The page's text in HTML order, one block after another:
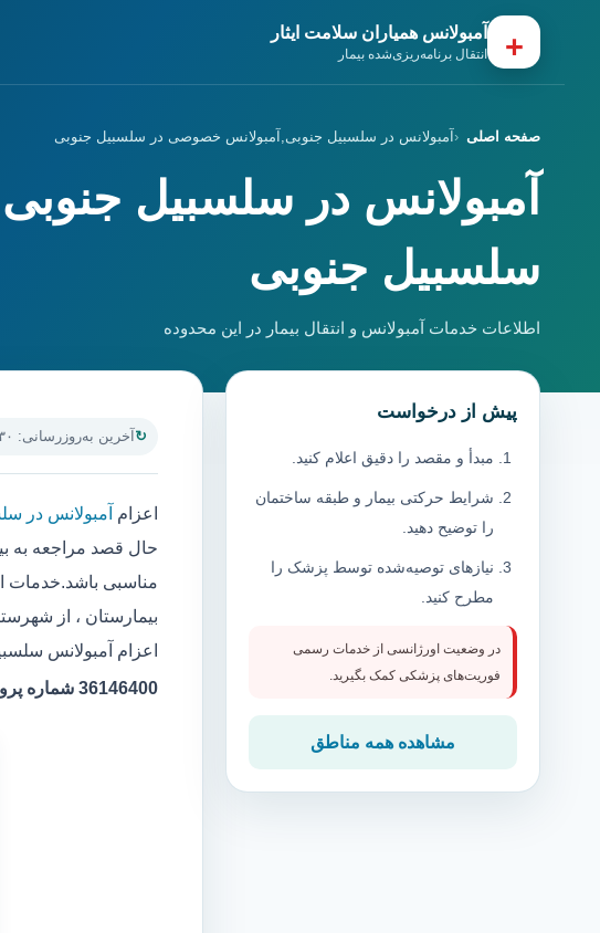
+ آمبولانس همیاران سلامت ایثار
انتقال برنامه‌ریزی‌شده بیمار
صفحه اصلی آمبولانس در سلسبیل جنوبی,آمبولانس خصوصی در سلسبیل جنوبی
آمبولانس در سلسبیل
سلسبیل جنوبی
اطلاعات خدمات آمبولانس و انتقال بیمار در این محدوده
آخرین به‌روزرسانی: ۳۰ تیر ۱۴۰۵
اعزام آمبولانس در
حال قصد مراجعه به
مناسبی باشد.خدمات
بیمارستان ، از
اعزام آمبولانس
36146400 شماره پروانه 3-323036
پیش از درخواست
مبدأ و مقصد را دقیق اعلام کنید.
شرایط حرکتی بیمار و طبقه ساختمان
را توضیح دهید.
نیازهای توصیه‌شده توسط پزشک را
مطرح کنید.
در وضعیت اورژانسی از خدمات رسمی
فوریت‌های پزشکی کمک بگیرید.
مشاهده همه مناطق